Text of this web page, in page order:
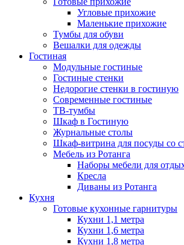
Угловые прихожие
Маленькие прихожие
Тумбы для обуви
Вешалки для одежды
Гостиная
Модульные гостиные
Гостиные стенки
Недорогие стенки в гостиную
Современные гостиные
ТВ-тумбы
Шкаф в Гостиную
Журнальные столы
Шкаф-витрина для посуды со
Мебель из Ротанга
Наборы мебели для
Кресла
Диваны из Ротанга
Кухня
Готовые кухонные гарнитуры
Кухни 1,1 метра
Кухни 1,6 метра
Кухни 1,8 метра